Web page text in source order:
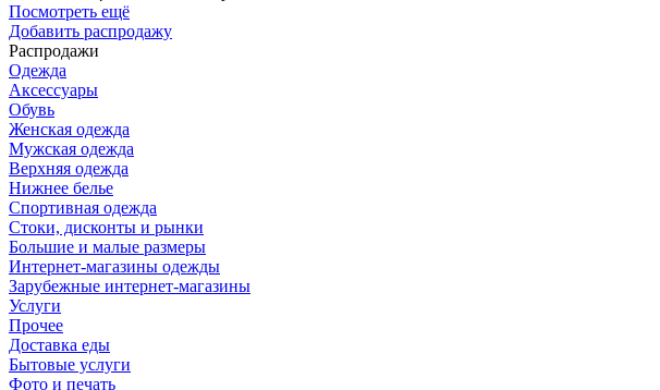
Посмотреть ещё
Добавить распродажу
Распродажи
Одежда
Аксессуары
Обувь
Женская одежда
Мужская одежда
Верхняя одежда
Нижнее белье
Спортивная одежда
Стоки, дисконты и рынки
Большие и малые размеры
Интернет-магазины одежды
Зарубежные интернет-магазины
Услуги
Прочее
Доставка еды
Бытовые услуги
Фото и печать